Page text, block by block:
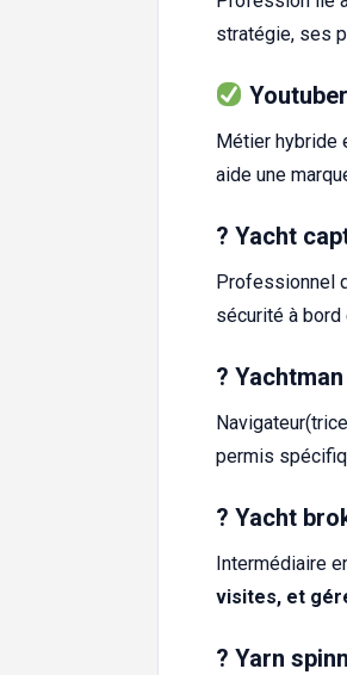
stratégie, ses
Métier hybride
aide une
?️ Yacht
Professionnel
sécurité à bord
?️
permis
? Yacht
Intermédiaire
visites, et
? Yarn